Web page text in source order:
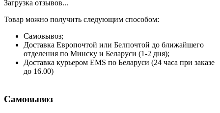
Загрузка отзывов...
Товар можно получить следующим способом:
Самовывоз;
Доставка Европочтой или Белпочтой до ближайшего
отделения по Минску и Беларуси (1-2 дня);
Доставка курьером EMS по Беларуси (24 часа при заказе
до 16.00)
Самовывоз